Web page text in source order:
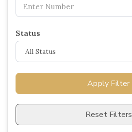
Status
Apply Filter
Reset Filters